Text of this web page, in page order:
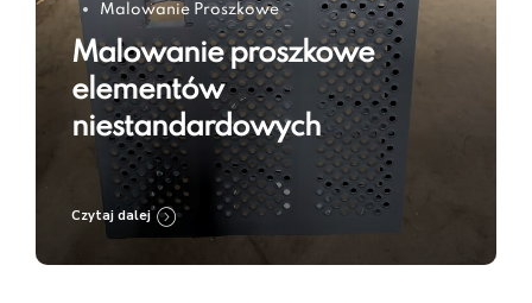
Malowanie Proszkowe
Malowanie proszkowe
elementów
niestandardowych
Czytaj dalej